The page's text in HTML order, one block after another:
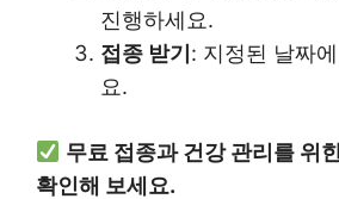
진행하세요.
접종 받기 : 지정된 날짜
요.
무료 접종과 건강 관리를 위
확인해 보세요.